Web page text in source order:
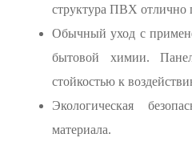
структура ПВХ отлично
Обычный уход с
бытовой химии.
стойкостью к
Экологическая
материала.